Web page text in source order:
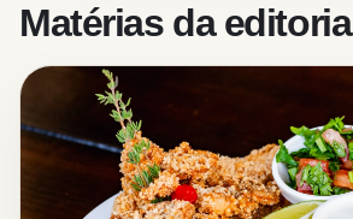
Matérias da editoria